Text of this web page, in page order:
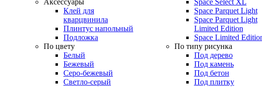
Клей для
кварцвинила
Плинтус напольный
Подложка
По цвету
Белый
Бежевый
Серо-бежевый
Светло-серый
Space Parquet Light
Space Parquet Light
Limited Edition
Space Limited
По типу рисунка
Под дерево
Под камень
Под бетон
Под плитку